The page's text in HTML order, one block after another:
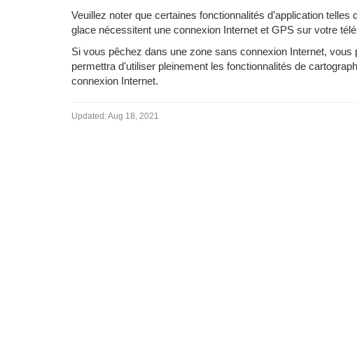
Veuillez noter que certaines fonctionnalités d’application
glace nécessitent une connexion Internet et GPS sur votre
Si vous pêchez dans une zone sans connexion Internet,
permettra d'utiliser pleinement les fonctionnalités de
connexion Internet.
Updated:Aug 18, 2021